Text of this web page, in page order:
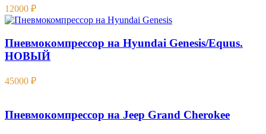
12000 ₽
Пневмокомпрессор на Hyundai Genesis/Equus.
НОВЫЙ
45000 ₽
Пневмокомпрессор на Jeep Grand Cherokee